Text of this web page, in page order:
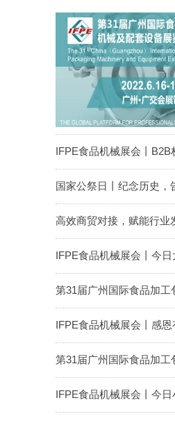
IFPE食品机械展会丨B2B
国家公祭日丨纪念历史
高效商贸对接，赋能行业
IFPE食品机械展会丨今日
第31届广州国际食品加
IFPE食品机械展会丨感恩
第31届广州国际食品加
IFPE食品机械展会丨今